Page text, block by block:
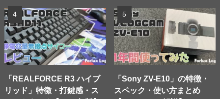
「REALFORCE R3 ハイブ
リッド」特徴・打鍵感・ス
「Sony ZV-E10」の特徴・
スペック・使い方まとめ